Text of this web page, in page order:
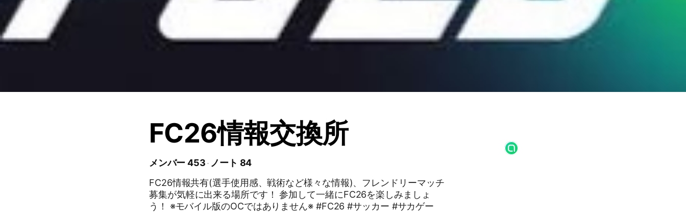
FC26情報交換所
メンバー 453
ノート 84
FC26情報共有(選手使用感、戦術など様々な情報)、フレンドリーマッチ
募集が気軽に出来る場所です！ 参加して一緒にFC26を楽しみましょ
う！ ※モバイル版のOCではありません※ #FC26 #サッカー #サカゲー